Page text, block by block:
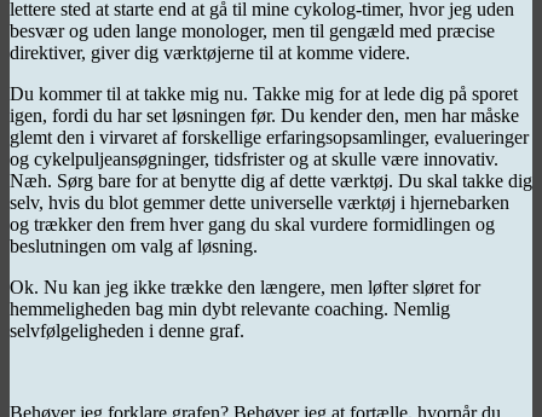
lettere sted at starte end at gå til mine cykolog-timer, hvor jeg uden
besvær og uden lange monologer, men til gengæld med præcise
direktiver, giver dig værktøjerne til at komme videre.
Du kommer til at takke mig nu. Takke mig for at lede dig på sporet
igen, fordi du har set løsningen før. Du kender den, men har måske
glemt den i virvaret af forskellige erfaringsopsamlinger, evalueringer
og cykelpuljeansøgninger, tidsfrister og at skulle være innovativ.
Næh. Sørg bare for at benytte dig af dette værktøj. Du skal takke dig
selv, hvis du blot gemmer dette universelle værktøj i hjernebarken
og trækker den frem hver gang du skal vurdere formidlingen og
beslutningen om valg af løsning.
Ok. Nu kan jeg ikke trække den længere, men løfter sløret for
hemmeligheden bag min dybt relevante coaching. Nemlig
selvfølgeligheden i denne graf.
Behøver jeg forklare grafen? Behøver jeg at fortælle, hvornår du